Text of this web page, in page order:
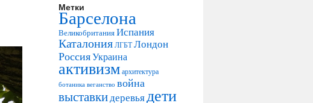
Метки
Барселона
ВеликобританияИспания
Каталония ЛГБТ Лондон
РоссияУкраина
активизм архитектура
ботаника веганство война
выставкидеревьядети